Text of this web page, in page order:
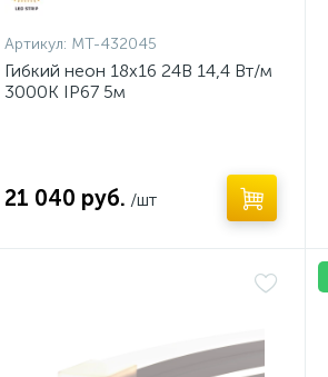
Артикул: MT-432045
Гибкий неон 18х16 24В 14,4 Вт/м
3000K IP67 5м
21 040 руб. /шт